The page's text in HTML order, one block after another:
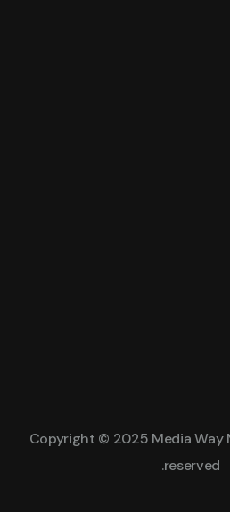
Copyright © 2025 Media Way
reserved.